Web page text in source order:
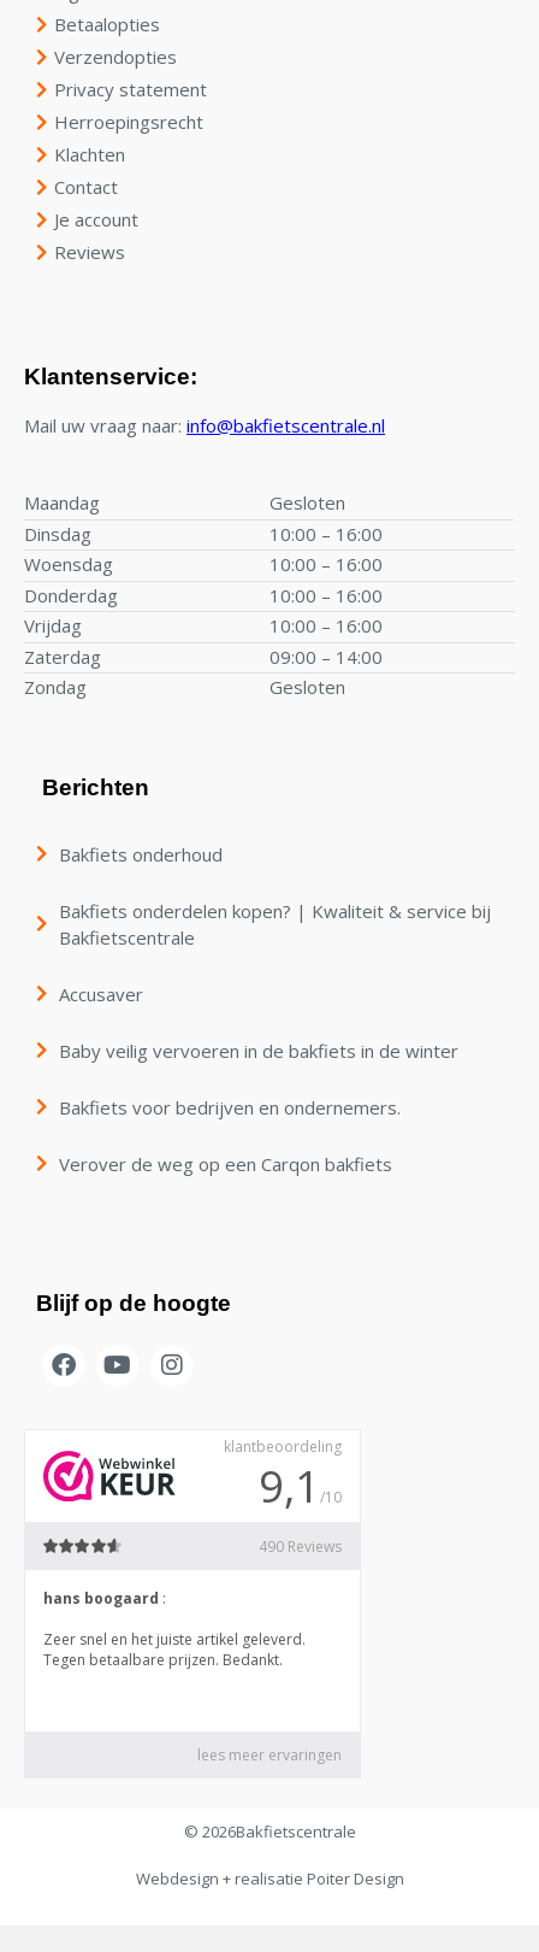
Betaalopties
Verzendopties
Privacy statement
Herroepingsrecht
Klachten
Contact
Je account
Reviews
Klantenservice:
Mail uw vraag naar: info@bakfietscentrale.nl
Maandag
Gesloten
Dinsdag
10:00 – 16:00
Woensdag
10:00 – 16:00
Donderdag
10:00 – 16:00
Vrijdag
10:00 – 16:00
Zaterdag
09:00 – 14:00
Zondag
Gesloten
Berichten
Bakfiets onderhoud
Bakfiets onderdelen kopen? | Kwaliteit & service bij
Bakfietscentrale
Accusaver
Baby veilig vervoeren in de bakfiets in de winter
Bakfiets voor bedrijven en ondernemers.
Verover de weg op een Carqon bakfiets
Blijf op de hoogte
© 2026Bakfietscentrale
Webdesign + realisatie Poiter Design